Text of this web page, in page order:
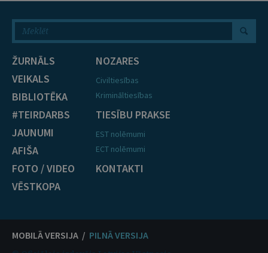
ŽURNĀLS
VEIKALS
BIBLIOTĒKA
#TEIRDARBS
JAUNUMI
AFIŠA
FOTO / VIDEO
VĒSTKOPA
NOZARES
Civiltiesības
Krimināltiesības
TIESĪBU PRAKSE
EST nolēmumi
ECT nolēmumi
KONTAKTI
MOBILĀ VERSIJA / PILNĀ VERSIJA